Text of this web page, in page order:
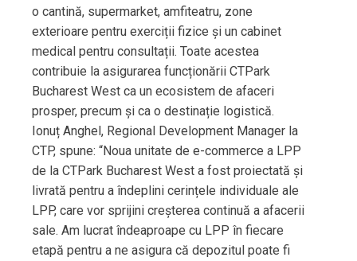
o cantină, supermarket, amfiteatru, zone
exterioare pentru exerciții fizice și un cabinet
medical pentru consultații. Toate acestea
contribuie la asigurarea funcționării CTPark
Bucharest West ca un ecosistem de afaceri
prosper, precum și ca o destinație logistică.
Ionuț Anghel, Regional Development Manager la
CTP, spune: “Noua unitate de e-commerce a LPP
de la CTPark Bucharest West a fost proiectată și
livrată pentru a îndeplini cerințele individuale ale
LPP, care vor sprijini creșterea continuă a afacerii
sale. Am lucrat îndeaproape cu LPP în fiecare
etapă pentru a ne asigura că depozitul poate fi